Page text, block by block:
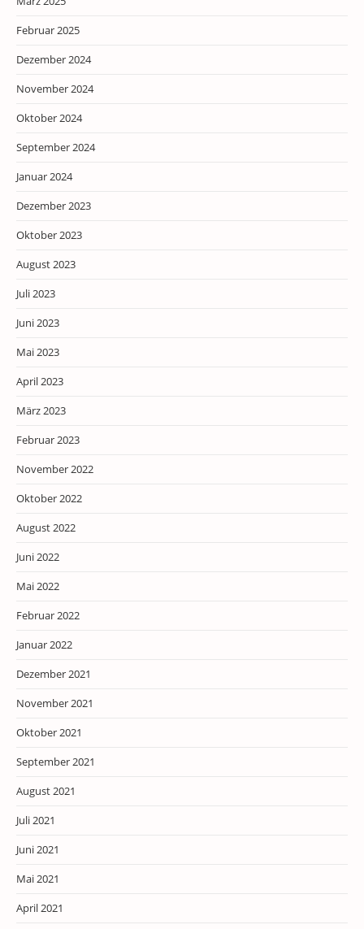
Februar 2025
Dezember 2024
November 2024
Oktober 2024
September 2024
Januar 2024
Dezember 2023
Oktober 2023
August 2023
Juli 2023
Juni 2023
Mai 2023
April 2023
März 2023
Februar 2023
November 2022
Oktober 2022
August 2022
Juni 2022
Mai 2022
Februar 2022
Januar 2022
Dezember 2021
November 2021
Oktober 2021
September 2021
August 2021
Juli 2021
Juni 2021
Mai 2021
April 2021